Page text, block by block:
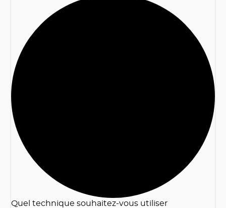
Quel technique souhaitez-vous utiliser